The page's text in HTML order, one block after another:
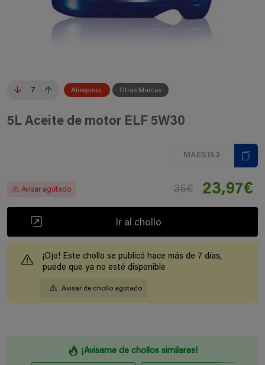
7 Aliexpress Otras Marcas
5L Aceite de motor ELF 5W30
MAES153
Avisar agotado 35€ 23,97€
Ir al chollo
¡Ojo! Este chollo se publicó hace más de 7 días,
puede que ya no esté disponible
Avisar de chollo agotado
¡Avisame de chollos similares!